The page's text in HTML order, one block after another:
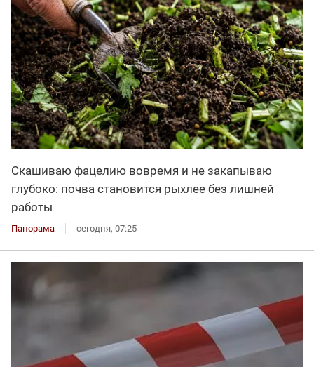
Скашиваю фацелию вовремя и не закапываю
глубоко: почва становится рыхлее без лишней
работы
Панорама сегодня, 07:25